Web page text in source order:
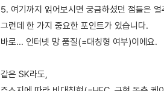
5. 여기까지 읽어보시면 궁금하셨던 점들은
그런데 한 가지 중요한 포인트가 있습니다.
바로... 인터넷 망 품질(=대칭형 여부)이에요.
같은 SK라도,